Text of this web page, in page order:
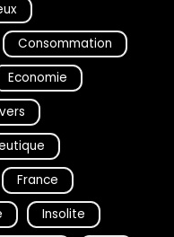
Consommation
Economie
France
Insolite